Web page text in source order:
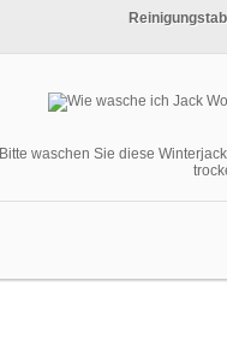
Bitte waschen Sie diese